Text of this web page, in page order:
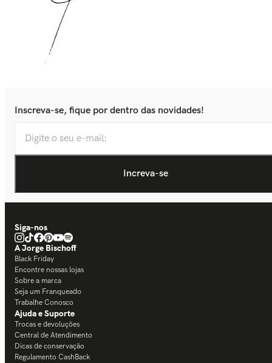
Inscreva-se, fique por dentro das novidades!
Siga-nos
A Jorge Bischoff
Black Friday
Encontre nossas lojas
Sobre a marca
Seja um Franqueado
Trabalhe Conosco
Ajuda e Suporte
Trocas e devoluções
Central de Atendimento
Dicas de conservação
Regulamento CashBack